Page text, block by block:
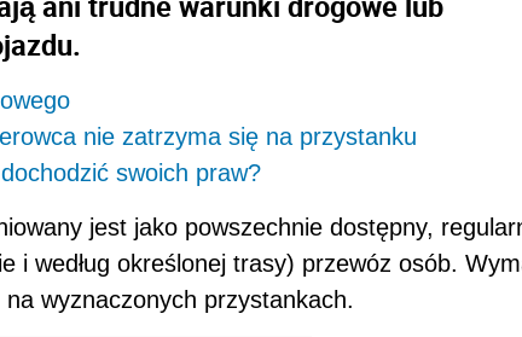
nie zatrzyma się na przystanku
swoich praw?
jest jako powszechnie dostępny,
i według określonej trasy) przewóz osób.
wyznaczonych przystankach.